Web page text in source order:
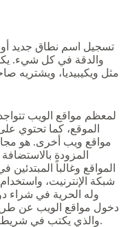
تسجيل اسم نطاق جديد
والدقة في كل شيء.
لمعظم مواقع الويب
الموقع، كما تحتوي
مواقع ويب أخرى. هو
المزودة
المواقع وغالباً
شبكة الإنترنيت،
وله الحرية في
دخول مواقع الويب عن
للموارد» (URL) والذي يكتب في شريط العنوان في متصفح الويب.